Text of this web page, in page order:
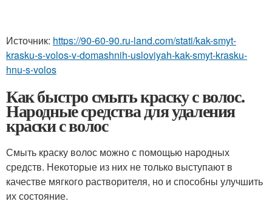
Источник: https://90-60-90.ru-land.com/stati/kak-smyt-
krasku-s-volos-v-domashnih-usloviyah-kak-smyt-krasku-
hnu-s-volos
Как быстро смыть краску с волос.
Народные средства для удаления
краски с волос
Смыть краску волос можно с помощью народных
средств. Некоторые из них не только выступают в
качестве мягкого растворителя, но и способны улучшить
их состояние.